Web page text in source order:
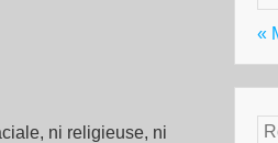
ni religieuse, ni
«